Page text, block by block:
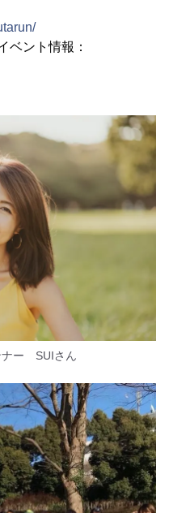
ベント情報：
ナー SUIさん